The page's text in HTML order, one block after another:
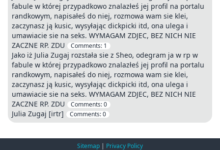
fabule w której przypadkowo znalazłeś jej profil na portalu
randkowym, napisałeś do niej, rozmowa wam sie klei,
zaczynasz ją kusic, wysyłając dickpicki itd, ona ulega i
umawiacie sie na seks. WYMAGAM ZDJEC, BEZ NICH NIE
ZACZNE RP. ZDU
Comments: 1
Jako iż Julia Zugaj rozstała sie z Sheo, odegram ja w rp w
fabule w której przypadkowo znalazłeś jej profil na portalu
randkowym, napisałeś do niej, rozmowa wam sie klei,
zaczynasz ją kusic, wysyłając dickpicki itd, ona ulega i
umawiacie sie na seks. WYMAGAM ZDJEC, BEZ NICH NIE
ZACZNE RP. ZDU
Comments:0
Julia Zugaj [irtr] Comments:0
Sitemap | Privacy Policy